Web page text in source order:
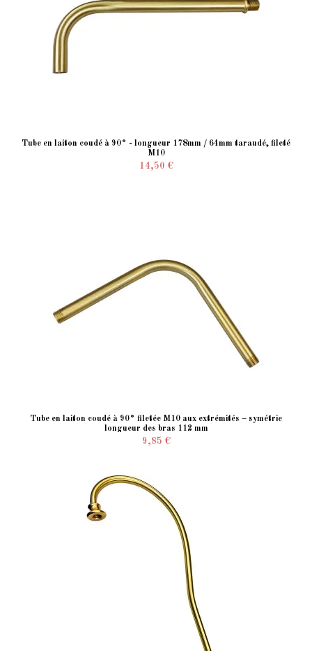
Tube en laiton coudé à 90° - longueur 178mm / 64mm taraudé, fileté
M10
14,50 €
Tube en laiton coudé à 90° filetée M10 aux extrémités – symétrie
longueur des bras 112 mm
9,85 €